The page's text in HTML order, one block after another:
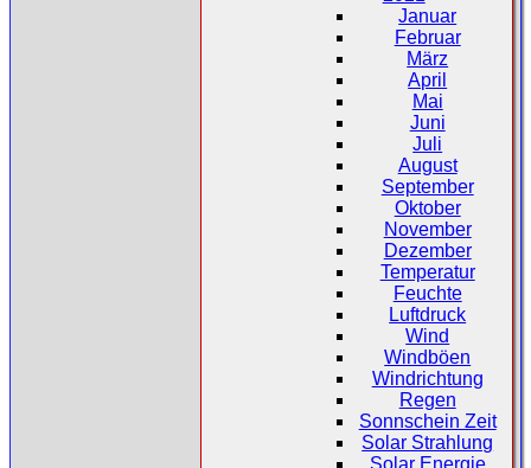
Januar
Februar
März
April
Mai
Juni
Juli
August
September
Oktober
November
Dezember
Temperatur
Feuchte
Luftdruck
Wind
Windböen
Windrichtung
Regen
Sonnschein Zeit
Solar Strahlung
Solar Energie